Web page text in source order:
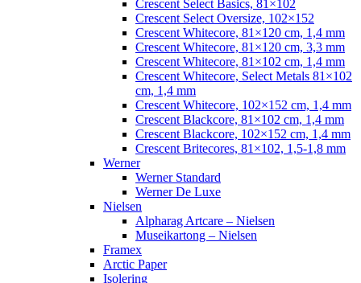
Crescent Select Basics, 81×102
Crescent Select Oversize, 102×152
Crescent Whitecore, 81×120 cm, 1,4 mm
Crescent Whitecore, 81×120 cm, 3,3 mm
Crescent Whitecore, 81×102 cm, 1,4 mm
Crescent Whitecore, Select Metals 81×102
cm, 1,4 mm
Crescent Whitecore, 102×152 cm, 1,4 mm
Crescent Blackcore, 81×102 cm, 1,4 mm
Crescent Blackcore, 102×152 cm, 1,4 mm
Crescent Britecores, 81×102, 1,5-1,8 mm
Werner
Werner Standard
Werner De Luxe
Nielsen
Alpharag Artcare – Nielsen
Museikartong – Nielsen
Framex
Arctic Paper
Isolering